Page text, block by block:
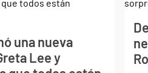
una nueva
Lee y